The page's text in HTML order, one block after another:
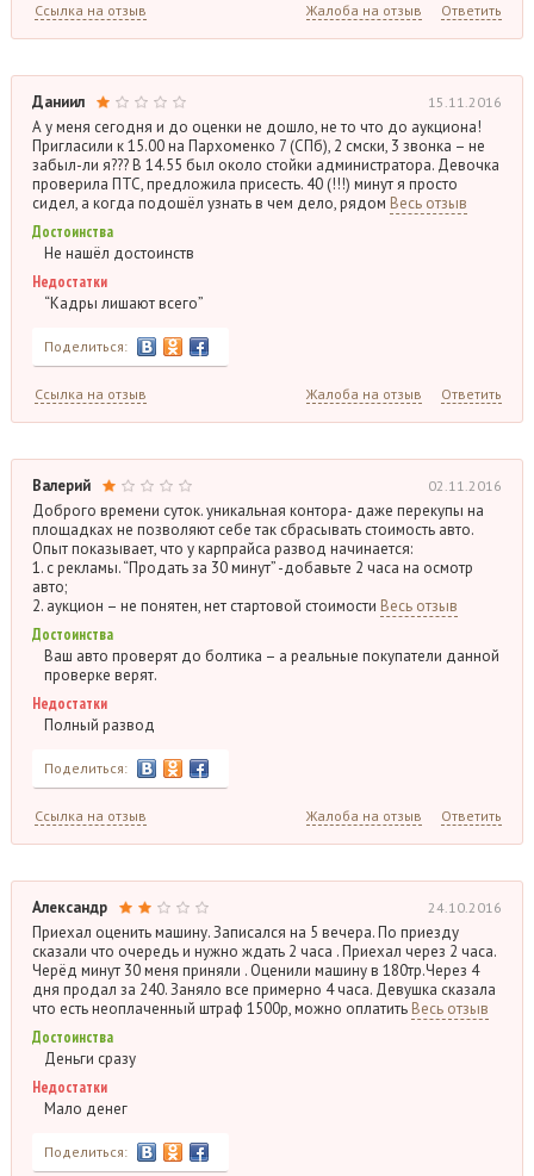
Ссылка на отзыв Жалоба на отзыв Ответить
Даниил 15.11.2016
А у меня сегодня и до оценки не дошло, не то что до аукциона!
Пригласили к 15.00 на Пархоменко 7 (СПб), 2 смски, 3 звонка – не
забыл-ли я??? В 14.55 был около стойки администратора. Девочка
проверила ПТС, предложила присесть. 40 (!!!) минут я просто
сидел, а когда подошёл узнать в чем дело, рядом Весь отзыв
Достоинства
Не нашёл достоинств
Недостатки
“Кадры лишают всего”
Поделиться:
Ссылка на отзыв Жалоба на отзыв Ответить
Валерий 02.11.2016
Доброго времени суток. уникальная контора- даже перекупы на
площадках не позволяют себе так сбрасывать стоимость авто.
Опыт показывает, что у карпрайса развод начинается:
1. с рекламы. “Продать за 30 минут” -добавьте 2 часа на осмотр
авто;
2. аукцион – не понятен, нет стартовой стоимости Весь отзыв
Достоинства
Ваш авто проверят до болтика – а реальные покупатели данной
проверке верят.
Недостатки
Полный развод
Поделиться:
Ссылка на отзыв Жалоба на отзыв Ответить
Александр 24.10.2016
Приехал оценить машину. Записался на 5 вечера. По приезду
сказали что очередь и нужно ждать 2 часа . Приехал через 2 часа.
Черёд минут 30 меня приняли . Оценили машину в 180тр.Через 4
дня продал за 240. Заняло все примерно 4 часа. Девушка сказала
что есть неоплаченный штраф 1500р, можно оплатить Весь отзыв
Достоинства
Деньги сразу
Недостатки
Мало денег
Поделиться: